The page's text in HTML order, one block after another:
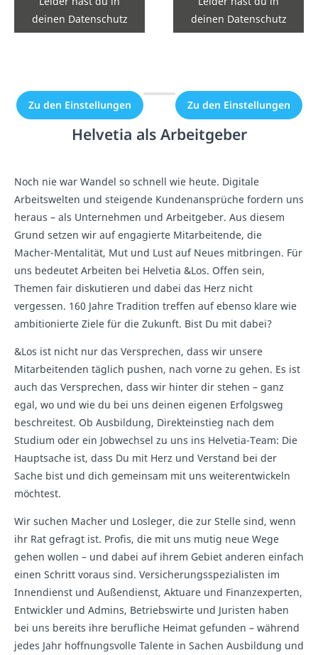
deinen Datenschutz
Einstellungen die
Zu den Einstellungen
deinen Datenschutz
Einstellungen die
Zu den Einstellungen
Helvetia als Arbeitgeber
Noch nie war Wandel so schnell wie heute. Digitale
Arbeitswelten und steigende Kundenansprüche fordern uns
heraus – als Unternehmen und Arbeitgeber. Aus diesem
Grund setzen wir auf engagierte Mitarbeitende, die
Macher-Mentalität, Mut und Lust auf Neues mitbringen. Für
uns bedeutet Arbeiten bei Helvetia &Los. Offen sein,
Themen fair diskutieren und dabei das Herz nicht
vergessen. 160 Jahre Tradition treffen auf ebenso klare wie
ambitionierte Ziele für die Zukunft. Bist Du mit dabei?
&Los ist nicht nur das Versprechen, dass wir unsere
Mitarbeitenden täglich pushen, nach vorne zu gehen. Es ist
auch das Versprechen, dass wir hinter dir stehen – ganz
egal, wo und wie du bei uns deinen eigenen Erfolgsweg
beschreitest. Ob Ausbildung, Direkteinstieg nach dem
Studium oder ein Jobwechsel zu uns ins Helvetia-Team: Die
Hauptsache ist, dass Du mit Herz und Verstand bei der
Sache bist und dich gemeinsam mit uns weiterentwickeln
möchtest.
Wir suchen Macher und Losleger, die zur Stelle sind, wenn
ihr Rat gefragt ist. Profis, die mit uns mutig neue Wege
gehen wollen – und dabei auf ihrem Gebiet anderen einfach
einen Schritt voraus sind. Versicherungsspezialisten im
Innendienst und Außendienst, Aktuare und Finanzexperten,
Entwickler und Admins, Betriebswirte und Juristen haben
bei uns bereits ihre berufliche Heimat gefunden – während
jedes Jahr hoffnungsvolle Talente in Sachen Ausbildung und